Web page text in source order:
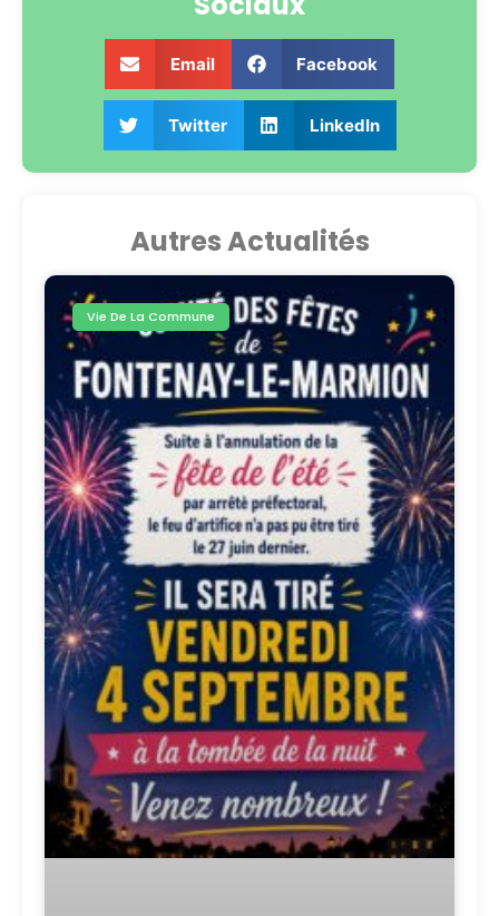
Email Facebook
Twitter LinkedIn
Autres Actualités
Vie De La Commune